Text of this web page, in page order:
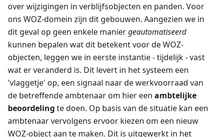
over wijzigingen in verblijfsobjecten en panden. Voor
ons WOZ-domein zijn dit gebouwen. Aangezien we in
dit geval op geen enkele maniergeautomatiseerd
kunnen bepalen wat dit betekent voor de WOZ-
objecten, leggen we in eerste instantie - tijdelijk - vast
wat er veranderd is. Dit levert in het systeem een
'vlaggetje' op, een signaal naar de werkvoorraad van
de betreffende ambtenaar om hier een ambtelijke
beoordeling te doen. Op basis van de situatie kan een
ambtenaar vervolgens ervoor kiezen om een nieuw
WOZ-object aan te maken. Dit is uitgewerkt in het